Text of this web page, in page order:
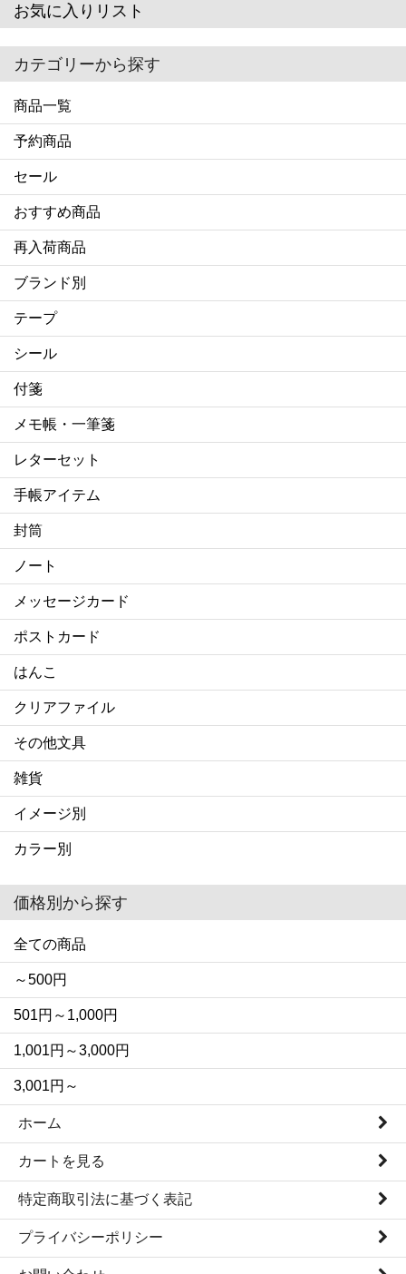
お気に入りリスト
カテゴリーから探す
商品一覧
予約商品
セール
おすすめ商品
再入荷商品
ブランド別
テープ
シール
付箋
メモ帳・一筆箋
レターセット
手帳アイテム
封筒
ノート
メッセージカード
ポストカード
はんこ
クリアファイル
その他文具
雑貨
イメージ別
カラー別
価格別から探す
全ての商品
～500円
501円～1,000円
1,001円～3,000円
3,001円～
ホーム
カートを見る
特定商取引法に基づく表記
プライバシーポリシー